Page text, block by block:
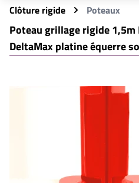
Clôture rigide
Poteaux
Poteau grillage rigide
DeltaMax platine équerre